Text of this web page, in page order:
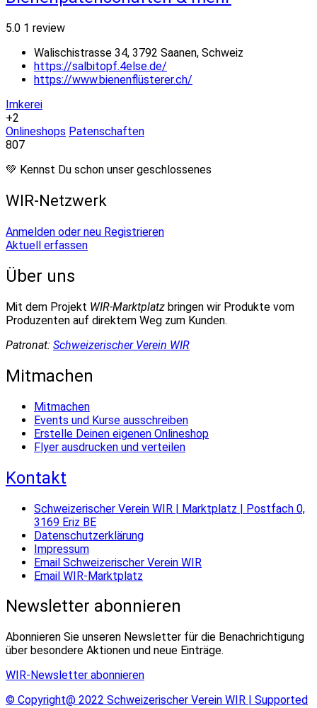
5.0 1 review
Walischistrasse 34, 3792 Saanen, Schweiz
https://salbitopf.4else.de/
https://www.bienenflüsterer.ch/
Imkerei
+2
Onlineshops Patenschaften
807
💚 Kennst Du schon unser geschlossenes
WIR-Netzwerk
Anmelden oder neu Registrieren
Aktuell erfassen
Über uns
Mit dem Projekt WIR-Marktplatz bringen wir Produkte vom
Produzenten auf direktem Weg zum Kunden.
Patronat: Schweizerischer Verein WIR
Mitmachen
Mitmachen
Events und Kurse ausschreiben
Erstelle Deinen eigenen Onlineshop
Flyer ausdrucken und verteilen
Kontakt
Schweizerischer Verein WIR | Marktplatz | Postfach 0,
3169 Eriz BE
Datenschutzerklärung
Impressum
Email Schweizerischer Verein WIR
Email WIR-Marktplatz
Newsletter abonnieren
Abonnieren Sie unseren Newsletter für die Benachrichtigung
über besondere Aktionen und neue Einträge.
WIR-Newsletter abonnieren
© Copyright@ 2022 Schweizerischer Verein WIR | Supported